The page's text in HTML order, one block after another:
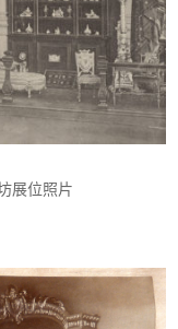
展位照片